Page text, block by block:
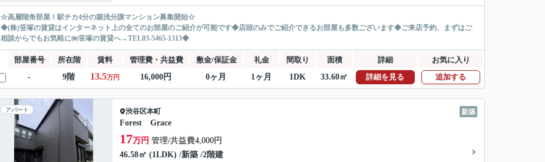
☆高層階角部屋！駅チカ4分の築浅分譲マンション募集開始☆
◆(株)笹塚の賃貸はインターネット上の全てのお部屋のご紹介が可能です◆店頭のみでご紹介できるお部屋も多数ございます◆ご来店予約、まずはご
相談からでもお気軽に㈱笹塚の賃貸へ→TEL03-5465-1313◆
部屋番号 所在階 賃料 管理費・共益費 敷金/保証金 礼金 間取り 面積 詳細
お気に入り
-
9階 13.5万円 16,000円 0ヶ月 1ヶ月 1DK 33.60㎡ 詳細を見る 追加する
アパート 新築
渋谷区本町
Forest Grace
17万円 管理/共益費4,000円
46.58㎡ (1LDK) /新築 /2階建